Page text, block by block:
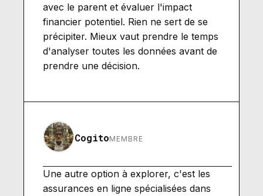
avec le parent et évaluer l'impact
financier potentiel. Rien ne sert de se
précipiter. Mieux vaut prendre le temps
d'analyser toutes les données avant de
prendre une décision.
CogitoMEMBRE
Une autre option à explorer, c'est les
assurances en ligne spécialisées dans